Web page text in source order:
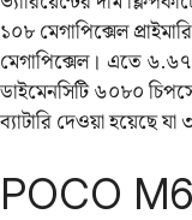
১০৮ মেগাপিক্সেল
মেগাপিক্সেল। এতে
ডাইমেনসিটি ৬০৮০
ব্যাটারি দেওয়া হয়েছে
POCO